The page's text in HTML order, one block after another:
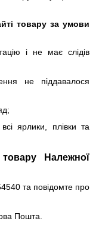
товару за умови
і не має слідів
не піддавалося
ярлики, плівки та
Належної
та повідомте про
Пошта.